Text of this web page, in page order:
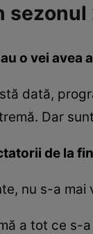
sezonul
o vei avea
dată,
Dar
de la
nu s-a
a tot ce